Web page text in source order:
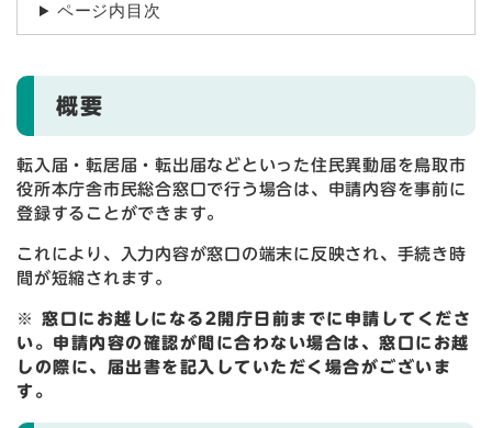
ページ内目次
概要
転入届・転居届・転出届などといった住民異動届を鳥取市
役所本庁舎市民総合窓口で行う場合は、申請内容を事前に
登録することができます。
これにより、入力内容が窓口の端末に反映され、手続き時
間が短縮されます。
※ 窓口にお越しになる2開庁日前までに申請してくださ
い。申請内容の確認が間に合わない場合は、窓口にお越
しの際に、届出書を記入していただく場合がございま
す。